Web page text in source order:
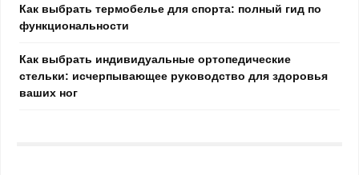
Как выбрать термобелье для спорта: полный гид по
функциональности
Как выбрать индивидуальные ортопедические
стельки: исчерпывающее руководство для здоровья
ваших ног